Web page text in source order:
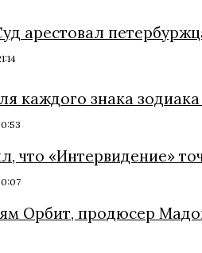
арестовал
каждого знака
что «Интервидение»
Орбит, продюсер